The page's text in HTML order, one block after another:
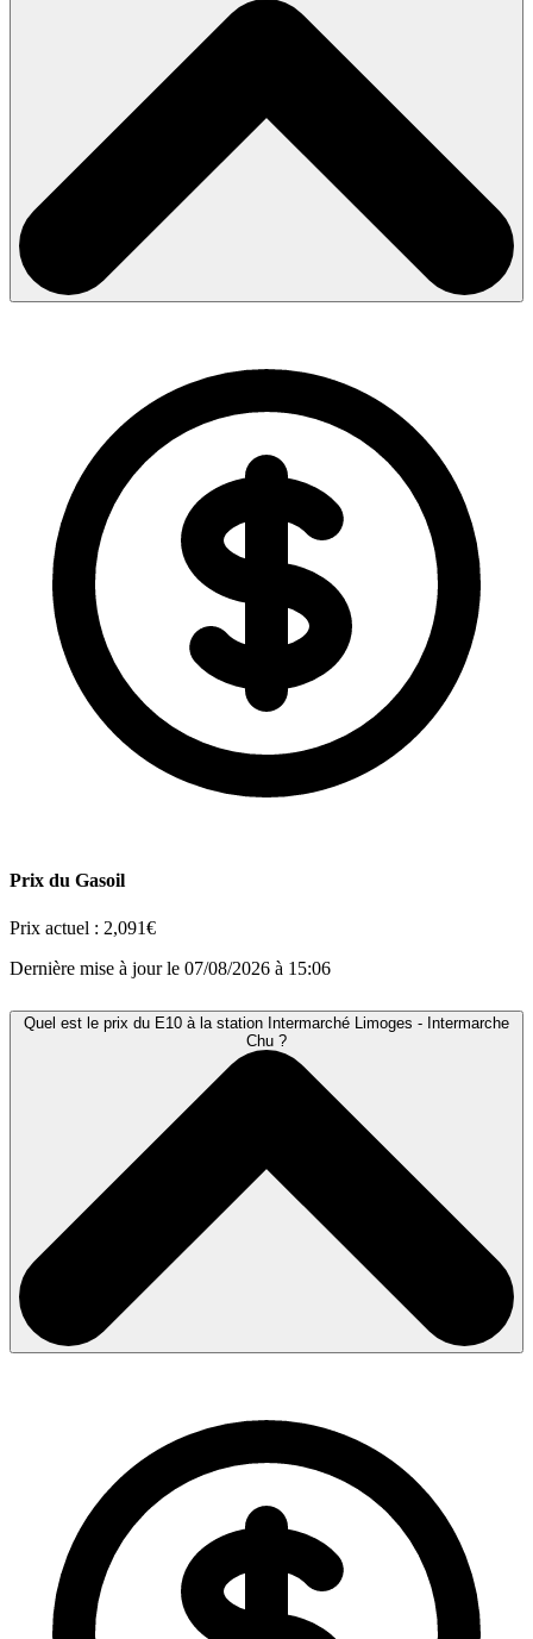
Prix du Gasoil
Prix actuel : 2,091€
Dernière mise à jour le 07/08/2026 à 15:06
Quel est le prix du E10 à la station Intermarché Limoges - Intermarche
Chu ?